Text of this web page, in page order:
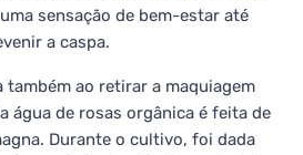
sensação de bem-estar até
a caspa.
ao retirar a maquiagem
água de rosas orgânica é feita de
Durante o cultivo, foi dada